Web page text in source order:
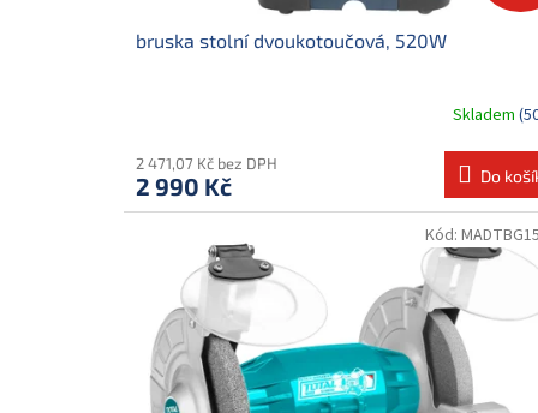
bruska stolní dvoukotoučová, 520W
Skladem
2 471,07 Kč bez DPH
2 990 Kč Do
Kód: